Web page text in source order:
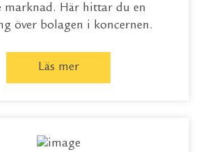
marknad. Här hittar du en
över bolagen i koncernen.
Läs mer